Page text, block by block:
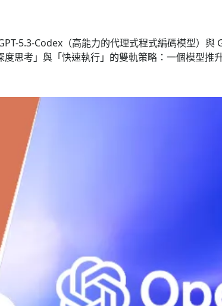
Codex（高能力的代理式程式編碼模型）與
思考」與「快速執行」的雙軌策略：一個模型推